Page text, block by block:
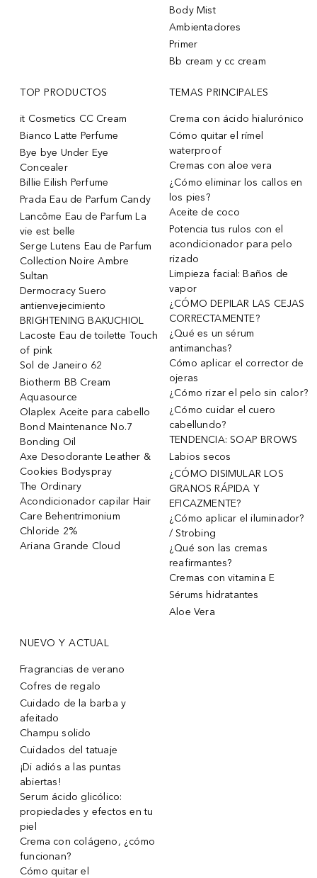
Body Mist
Ambientadores
Primer
Bb cream y cc cream
TOP PRODUCTOS
it Cosmetics CC Cream
Bianco Latte Perfume
Bye bye Under Eye
Concealer
Billie Eilish Perfume
Prada Eau de Parfum Candy
Lancôme Eau de Parfum La
vie est belle
Serge Lutens Eau de Parfum
Collection Noire Ambre
Sultan
Dermocracy Suero
antienvejecimiento
BRIGHTENING BAKUCHIOL
Lacoste Eau de toilette Touch
of pink
Sol de Janeiro 62
Biotherm BB Cream
Aquasource
Olaplex Aceite para cabello
Bond Maintenance No.7
Bonding Oil
Axe Desodorante Leather &
Cookies Bodyspray
The Ordinary
Acondicionador capilar Hair
Care Behentrimonium
Chloride 2%
Ariana Grande Cloud
TEMAS PRINCIPALES
Crema con ácido hialurónico
Cómo quitar el rímel
waterproof
Cremas con aloe vera
¿Cómo eliminar los callos en
los pies?
Aceite de coco
Potencia tus rulos con el
acondicionador para pelo
rizado
Limpieza facial: Baños de
vapor
¿CÓMO DEPILAR LAS CEJAS
CORRECTAMENTE?
¿Qué es un sérum
antimanchas?
Cómo aplicar el corrector de
ojeras
¿Cómo rizar el pelo sin calor?
¿Cómo cuidar el cuero
cabellundo?
TENDENCIA: SOAP BROWS
Labios secos
¿CÓMO DISIMULAR LOS
GRANOS RÁPIDA Y
EFICAZMENTE?
¿Cómo aplicar el iluminador?
/ Strobing
¿Qué son las cremas
reafirmantes?
Cremas con vitamina E
Sérums hidratantes
Aloe Vera
NUEVO Y ACTUAL
Fragrancias de verano
Cofres de regalo
Cuidado de la barba y
afeitado
Champu solido
Cuidados del tatuaje
¡Di adiós a las puntas
abiertas!
Serum ácido glicólico:
propiedades y efectos en tu
piel
Crema con colágeno, ¿cómo
funcionan?
Cómo quitar el